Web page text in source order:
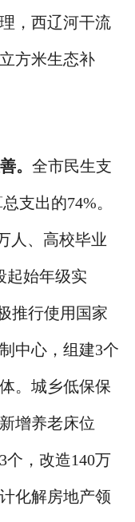
，西辽河干流
方米生态补
。 全市民生支
支出的74%。
人、高校毕业
起始年级实
推行使用国家
中心，组建3个
。城乡低保保
增养老床位
个，改造140万
化解房地产领